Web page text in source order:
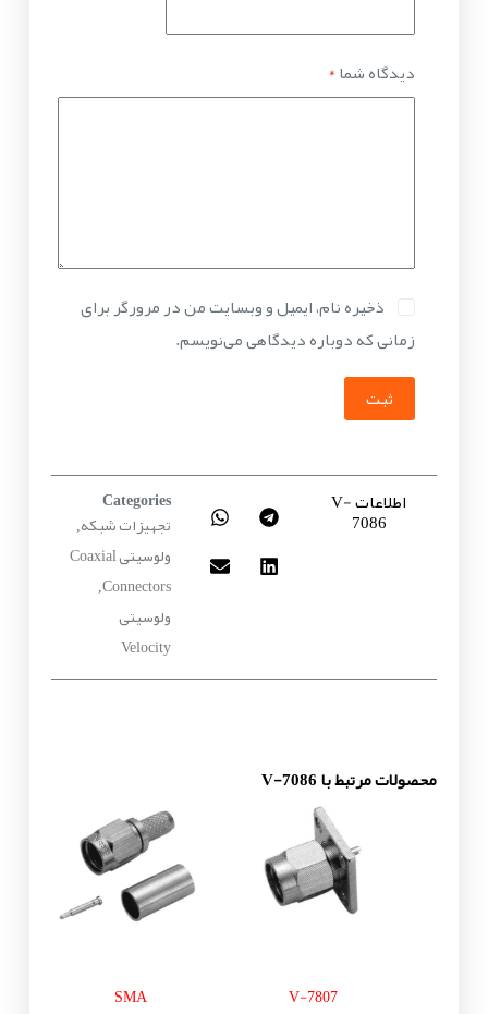
دیدگاه شما*
ذخیره نام، ایمیل و وبسایت من در مرورگر برای
زمانی که دوباره دیدگاهی می‌نویسم.
ثبت
اطلاعات V-
7086
Categories
تجهیزات شبکه,
ولوسیتی Coaxial
Connectors
,
ولوسیتی
Velocity
محصولات مرتبط با V-7086
V-7807
SMA